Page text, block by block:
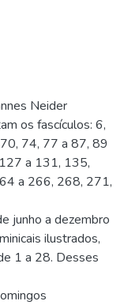
Neider
os fascículos: 6,
74, 77 a 87, 89
a 131, 135,
a 266, 268, 271,
junho a dezembro
ilustrados,
1 a 28. Desses